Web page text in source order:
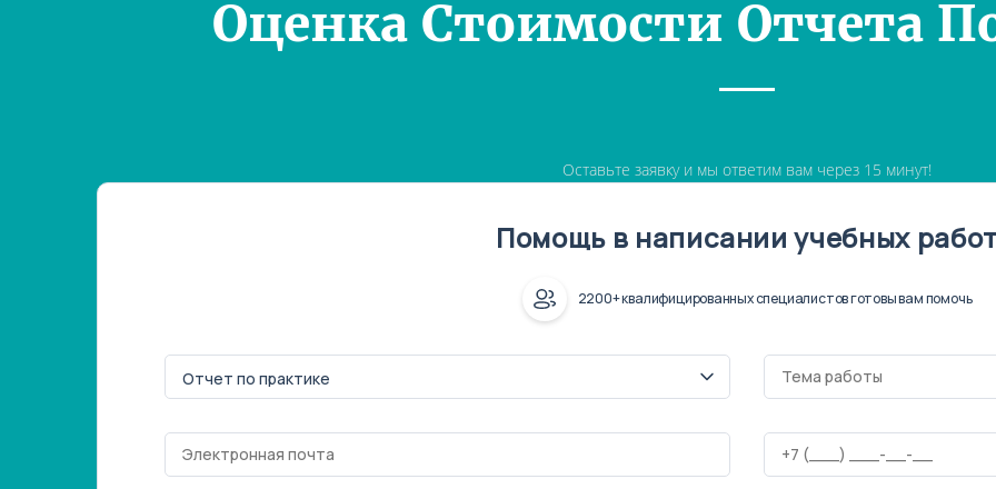
Оценка Стоимости Отчета
Оставьте заявку и мы ответим вам через 15 минут!
Помощь в написании учебных
2200+ квалифицированных специалистов готовы вам помочь